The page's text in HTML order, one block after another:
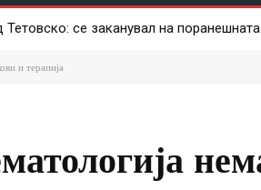
се заканувал на поранешната
од Берово во судир меѓу
и терапија